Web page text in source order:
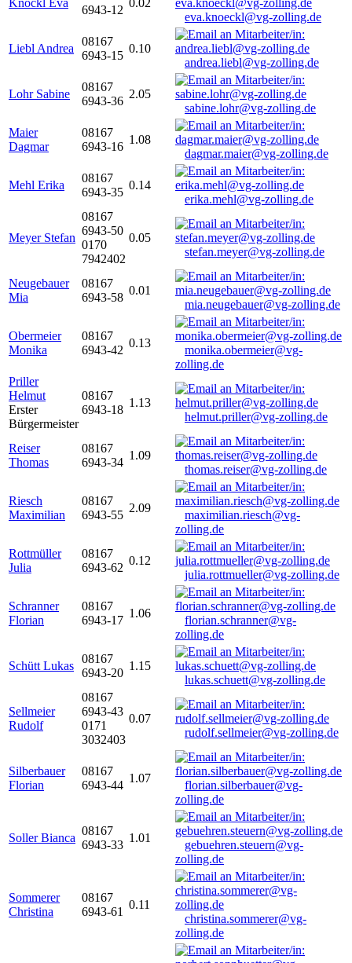
Knöckl Eva
6943-12
0.02
eva.knoeckl@vg-zolling.de
Liebl Andrea
08167
6943-15
0.10
andrea.liebl@vg-zolling.de
Lohr Sabine
08167
6943-36
2.05
sabine.lohr@vg-zolling.de
Maier
Dagmar
08167
6943-16
1.08
dagmar.maier@vg-zolling.de
Mehl Erika
08167
6943-35
0.14
erika.mehl@vg-zolling.de
Meyer Stefan
08167
6943-50
0170
7942402
0.05
stefan.meyer@vg-zolling.de
Neugebauer
Mia
08167
6943-58
0.01
mia.neugebauer@vg-zolling.de
Obermeier
Monika
08167
6943-42
0.13
monika.obermeier@vg-
zolling.de
Priller
Helmut
Erster
Bürgermeister
08167
6943-18
1.13
helmut.priller@vg-zolling.de
Reiser
Thomas
08167
6943-34
1.09
thomas.reiser@vg-zolling.de
Riesch
Maximilian
08167
6943-55
2.09
maximilian.riesch@vg-
zolling.de
Rottmüller
Julia
08167
6943-62
0.12
julia.rottmueller@vg-zolling.de
Schranner
Florian
08167
6943-17
1.06
florian.schranner@vg-
zolling.de
Schütt Lukas
08167
6943-20
1.15
lukas.schuett@vg-zolling.de
Sellmeier
Rudolf
08167
6943-43
0171
3032403
0.07
rudolf.sellmeier@vg-zolling.de
Silberbauer
Florian
08167
6943-44
1.07
florian.silberbauer@vg-
zolling.de
Soller Bianca
08167
6943-33
1.01
gebuehren.steuern@vg-
zolling.de
Sommerer
Christina
08167
6943-61
0.11
christina.sommerer@vg-
zolling.de